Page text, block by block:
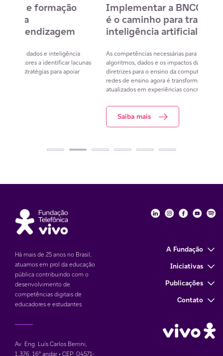
Implementar a BNCC Computação
é o caminho para trabalhar
inteligência artificial na escola
As competências necessárias para compreender
algoritmos, dados e os impactos da IA já estão previstas nas
diretrizes para o ensino da computação. O desafio das
redes de ensino agora é transformar os currículos já
atualizados em experiências concretas de aprendizagem
Há mais de 25 anos no Brasil,
atuamos em prol da educação
pública contribuindo com o
desenvolvimento de
competências digitais de
educadores e estudantes.
Av. Eng. Luís Carlos Berrini,
1.376, 16° andar • CEP: 04571-
Fundação
Fundação
A Fundação
Iniciativas
Publicações
Contato